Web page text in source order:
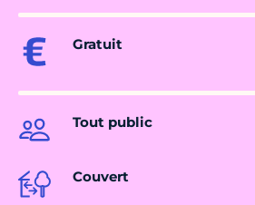
Gratuit
Tout public
Couvert